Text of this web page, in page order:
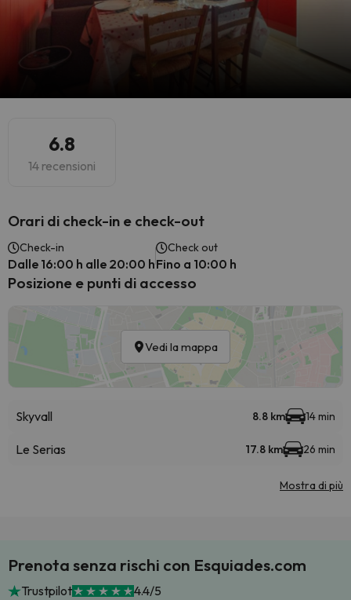
6.8
14 recensioni
Orari di check-in e check-out
Check-in
Dalle 16:00 h alle 20:00 h
Check out
Fino a 10:00 h
Posizione e punti di accesso
Vedi la mappa
Skyvall 8.8 km 14 min
Le Serias 17.8 km 26 min
Mostra di più
Prenota senza rischi con Esquiades.com
Trustpilot 4.4/5